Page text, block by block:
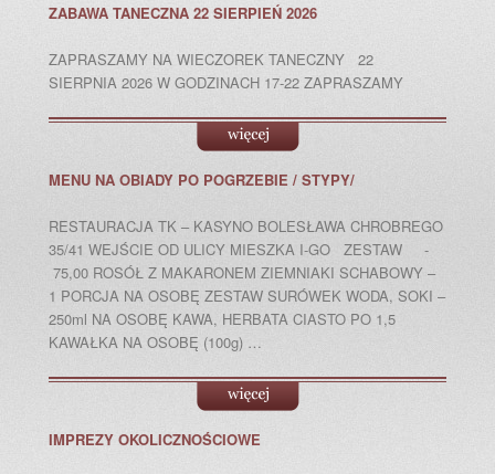
ZABAWA TANECZNA 22 SIERPIEŃ 2026
ZAPRASZAMY NA WIECZOREK TANECZNY 22
SIERPNIA 2026 W GODZINACH 17-22 ZAPRASZAMY
MENU NA OBIADY PO POGRZEBIE / STYPY/
RESTAURACJA TK – KASYNO BOLESŁAWA CHROBREGO
35/41 WEJŚCIE OD ULICY MIESZKA I-GO ZESTAW -
75,00 ROSÓŁ Z MAKARONEM ZIEMNIAKI SCHABOWY –
1 PORCJA NA OSOBĘ ZESTAW SURÓWEK WODA, SOKI –
250ml NA OSOBĘ KAWA, HERBATA CIASTO PO 1,5
KAWAŁKA NA OSOBĘ (100g) …
IMPREZY OKOLICZNOŚCIOWE